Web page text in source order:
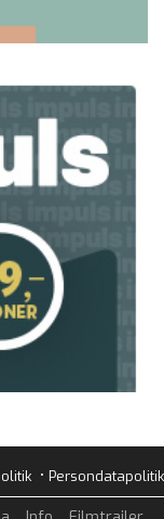
• Persondatapolitik